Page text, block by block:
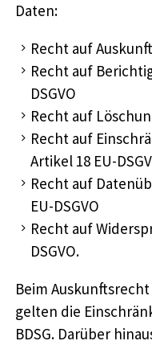
Daten:
Recht auf
Recht auf
DSGVO
Recht auf
Recht auf
Artikel 18 EU-
Recht auf
EU-DSGVO
Recht auf
DSGVO.
Beim
gelten die
BDSG. Darüber